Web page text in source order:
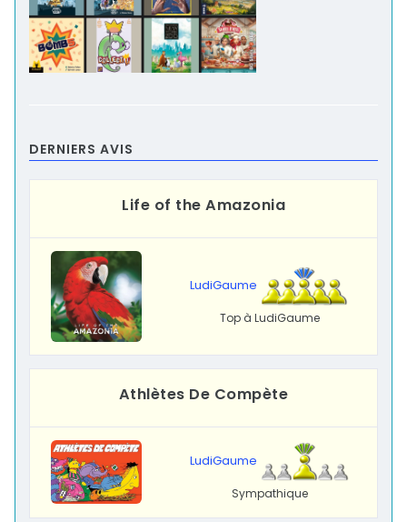
DERNIERS AVIS
Life of the Amazonia
LudiGaume
Top à LudiGaume
Athlètes De Compète
LudiGaume
Sympathique